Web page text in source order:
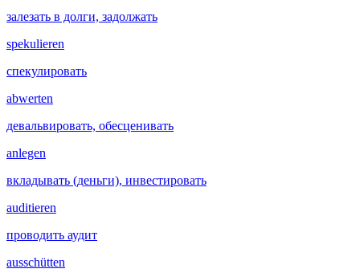
залезать в долги, задолжать
spekulieren
спекулировать
abwerten
девальвировать, обесценивать
anlegen
вкладывать (деньги), инвестировать
auditieren
проводить аудит
ausschütten